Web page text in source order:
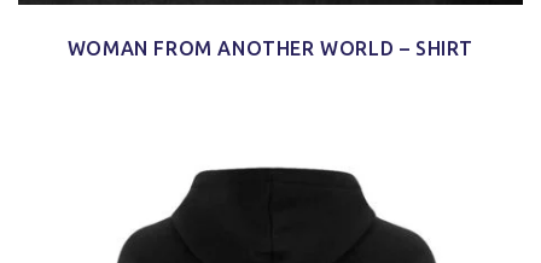
WOMAN FROM ANOTHER WORLD – SHIRT